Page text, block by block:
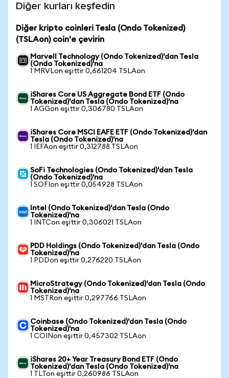
Diğer kurları keşfedin
Diğer kripto coinleri Tesla (Ondo Tokenized)
(TSLAon) coin'e çevirin
Marvell Technology (Ondo Tokenized)'dan Tesla
(Ondo Tokenized)'na
1 MRVLon eşittir 0,661204 TSLAon
iShares Core US Aggregate Bond ETF (Ondo
Tokenized)'dan Tesla (Ondo Tokenized)'na
1 AGGon eşittir 0,306780 TSLAon
iShares Core MSCI EAFE ETF (Ondo Tokenized)'dan
Tesla (Ondo Tokenized)'na
1 IEFAon eşittir 0,312788 TSLAon
SoFi Technologies (Ondo Tokenized)'dan Tesla
(Ondo Tokenized)'na
1 SOFIon eşittir 0,054928 TSLAon
Intel (Ondo Tokenized)'dan Tesla (Ondo
Tokenized)'na
1 INTCon eşittir 0,306021 TSLAon
PDD Holdings (Ondo Tokenized)'dan Tesla (Ondo
Tokenized)'na
1 PDDon eşittir 0,276220 TSLAon
MicroStrategy (Ondo Tokenized)'dan Tesla (Ondo
Tokenized)'na
1 MSTRon eşittir 0,297766 TSLAon
Coinbase (Ondo Tokenized)'dan Tesla (Ondo
Tokenized)'na
1 COINon eşittir 0,457302 TSLAon
iShares 20+ Year Treasury Bond ETF (Ondo
Tokenized)'dan Tesla (Ondo Tokenized)'na
1 TLTon eşittir 0,260986 TSLAon